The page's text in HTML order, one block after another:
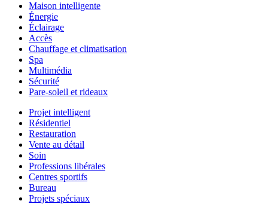
Maison intelligente
Énergie
Éclairage
Accès
Chauffage et climatisation
Spa
Multimédia
Sécurité
Pare-soleil et rideaux
Projet intelligent
Résidentiel
Restauration
Vente au détail
Soin
Professions libérales
Centres sportifs
Bureau
Projets spéciaux